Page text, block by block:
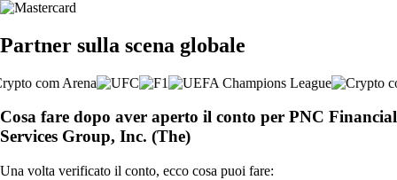
Partner sulla scena globale
Cosa fare dopo aver aperto il conto per PNC Financial
Services Group, Inc. (The)
Una volta verificato il conto, ecco cosa puoi fare: